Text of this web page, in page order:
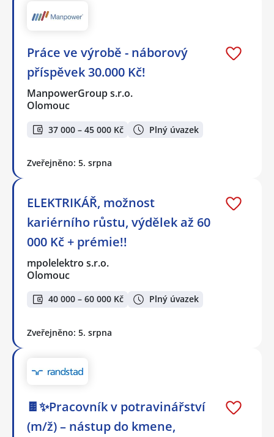
Práce ve výrobě - náborový
příspěvek 30.000 Kč!
ManpowerGroup s.r.o.
Olomouc
37 000 – 45 000 Kč Plný úvazek
Zveřejněno: 5. srpna
ELEKTRIKÁŘ, možnost
kariérního růstu, výdělek až 60
000 Kč + prémie!!
mpolelektro s.r.o.
Olomouc
40 000 – 60 000 Kč Plný úvazek
Zveřejněno: 5. srpna
🍫✨Pracovník v potravinářství
(m/ž) – nástup do kmene,